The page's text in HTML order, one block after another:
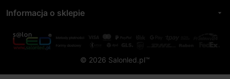
Informacja o sklepie arrow_drop_down
© 2026 Salonled.pl™